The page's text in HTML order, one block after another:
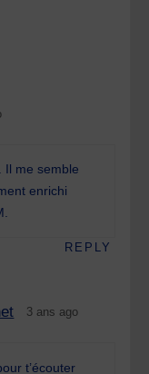
Il me semble
enrichi
REPLY
3 ans ago
t’écouter